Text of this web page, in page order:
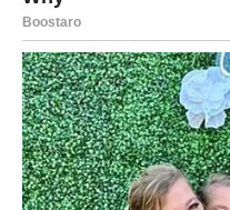
Srce traži
Pred vama su važni dani.
VODOLIJA